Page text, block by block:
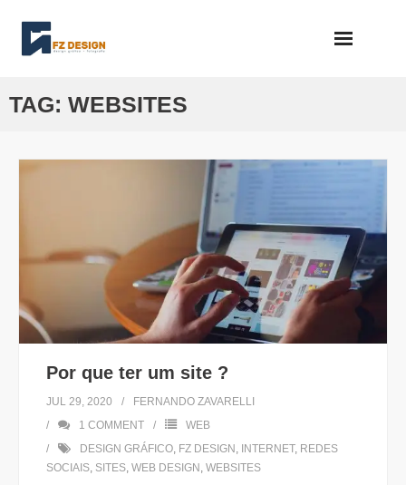
TAG: WEBSITES
Por que ter um site ?
JUL 29, 2020
FERNANDO ZAVARELLI
1 COMMENT
WEB
DESIGN GRÁFICO, FZ DESIGN , INTERNET, REDES
SOCIAIS, SITES, WEB DESIGN , WEBSITES